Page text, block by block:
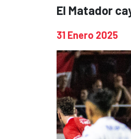
El Matador
31 Enero 2025